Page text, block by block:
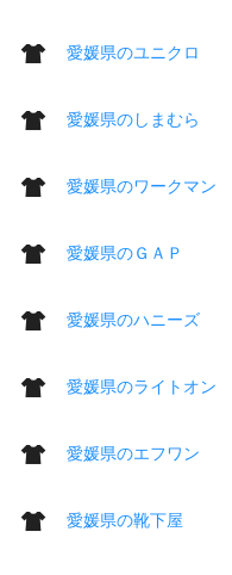
愛媛県のユニクロ
愛媛県のしまむら
愛媛県のワークマン
愛媛県のＧＡＰ
愛媛県のハニーズ
愛媛県のライトオン
愛媛県のエフワン
愛媛県の靴下屋